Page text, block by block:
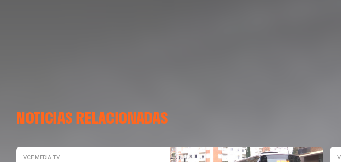
NOTICIAS RELACIONADAS
VCF MEDIA TV